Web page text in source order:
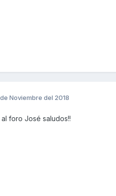
Noviembre del 2018
foro José saludos!!